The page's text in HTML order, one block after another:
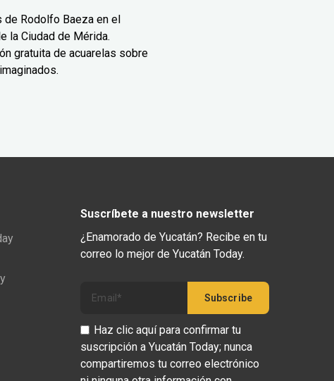
de Rodolfo Baeza en el
la Ciudad de Mérida.
gratuita de acuarelas sobre
Suscríbete a nuestro newsletter
¿Enamorado de Yucatán? Recibe en tu
correo lo mejor de Yucatán Today.
Haz clic aquí para confirmar tu
suscripción a Yucatán Today; nunca
compartiremos tu correo electrónico